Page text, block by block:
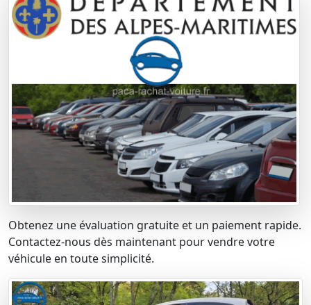
Obtenez une évaluation gratuite et un paiement rapide.
Contactez-nous dès maintenant pour vendre votre
véhicule en toute simplicité.